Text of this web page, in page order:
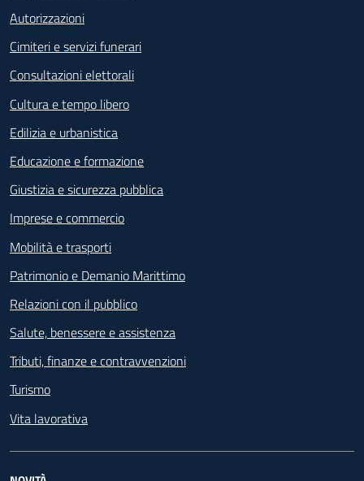
Autorizzazioni
Cimiteri e servizi funerari
Consultazioni elettorali
Cultura e tempo libero
Edilizia e urbanistica
Educazione e formazione
Giustizia e sicurezza pubblica
Imprese e commercio
Mobilità e trasporti
Patrimonio e Demanio Marittimo
Relazioni con il pubblico
Salute, benessere e assistenza
Tributi, finanze e contravvenzioni
Turismo
Vita lavorativa